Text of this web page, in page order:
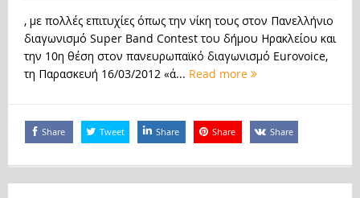
, με πολλές επιτυχίες όπως την νίκη τους στον Πανελλήνιο
διαγωνισμό Super Band Contest του δήμου Ηρακλείου και
την 10η θέση στον πανευρωπαϊκό διαγωνισμό Eurovoice,
τη Παρασκευή 16/03/2012 «ά... Read more
Share Tweet Share Share Share